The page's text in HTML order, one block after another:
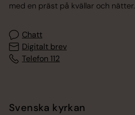
med en präst på kvällar och nätter.
Chatt
Digitalt brev
Telefon 112
Svenska kyrkan